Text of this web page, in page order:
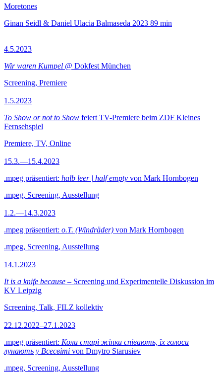
Moretones
Ginan Seidl & Daniel Ulacia Balmaseda 2023 89 min
4.5.2023
Wir waren Kumpel @ Dokfest München
Screening, Premiere
1.5.2023
To Show or not to Show feiert TV-Premiere beim ZDF Kleines
Fernsehspiel
Premiere, TV, Online
15.3.—15.4.2023
.mpeg präsentiert: halb leer | half empty von Mark Hornbogen
.mpeg, Screening, Ausstellung
1.2.—14.3.2023
.mpeg präsentiert: o.T. (Windräder) von Mark Hornbogen
.mpeg, Screening, Ausstellung
14.1.2023
It is a knife because – Screening und Experimentelle Diskussion im
KV Leipzig
Screening, Talk, FILZ kollektiv
22.12.2022–27.1.2023
.mpeg präsentiert: Коли старі жінки співають, їх голоси
лунають у Всесвіті von Dmytro Starusiev
.mpeg, Screening, Ausstellung